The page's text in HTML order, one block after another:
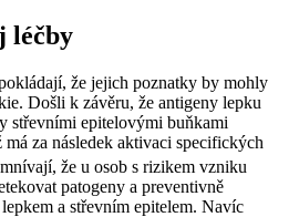
léčby
že jejich poznatky by mohly
Došli k závěru, že antigeny lepku
střevními epitelovými buňkami
za následek aktivaci specifických
že u osob s rizikem vzniku
patogeny a preventivně
a střevním epitelem. Navíc